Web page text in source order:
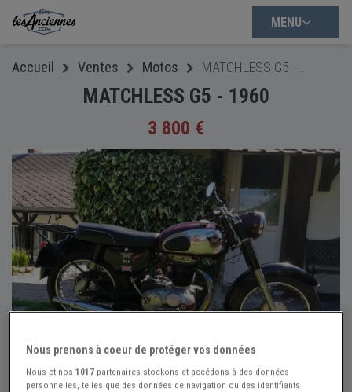
MENU
Accueil Ventes Motos
MATCHLESS G5 - 1960
3 800 €
Nous prenons à coeur de protéger vos données
Nous et nos1017 partenaires stockons et accédons à des données
personnelles, telles que des données de navigation ou des identifiants